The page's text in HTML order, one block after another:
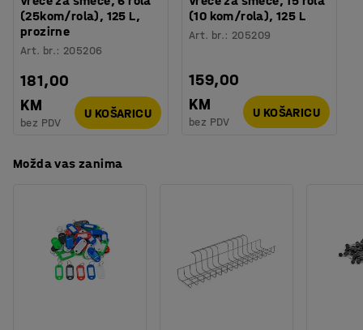
(25kom/rola), 125 L,
prozirne
Art. br.: 205206
181,00
KM
bez PDV
U KOŠARICU
(10 kom/rola), 125 L
Art. br.: 205209
159,00
KM
bez PDV
U KOŠARICU
Možda vas zanima